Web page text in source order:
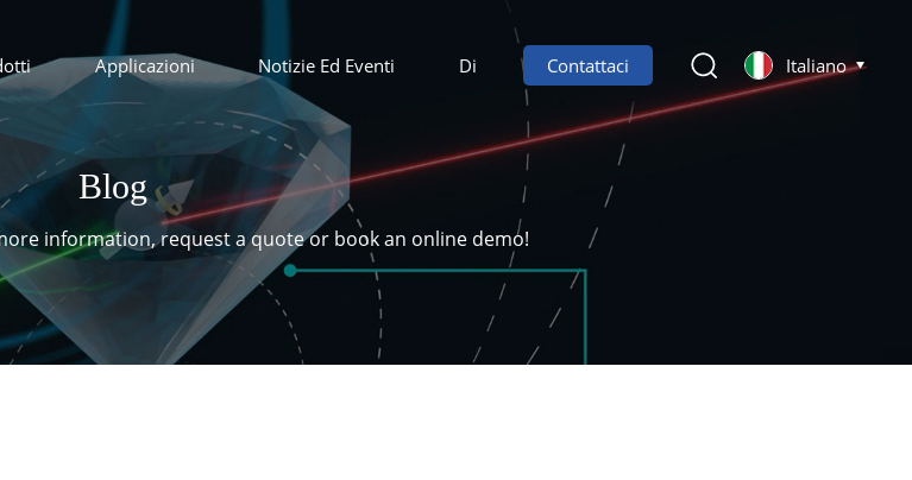
Applicazioni Notizie Ed Eventi Di Contattaci Italiano
Blog
information, request a quote or book an online demo!